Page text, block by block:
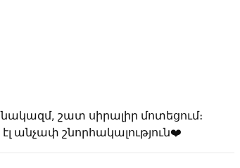
շատ սիրալիր մոտեցում։
անչափ շնորհակալություն❤️